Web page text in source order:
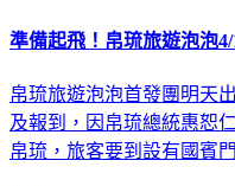
準備起飛！帛琉旅遊泡泡
帛琉旅遊泡泡首發團明天
及報到，因帛琉總統惠恕
帛琉，旅客要到設有國賓